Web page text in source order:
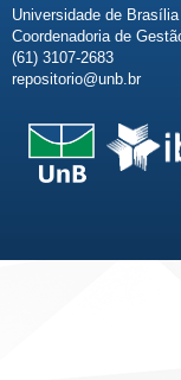
Universidade de
Coordenadoria de
(61) 3107-2683
repositorio@unb.br